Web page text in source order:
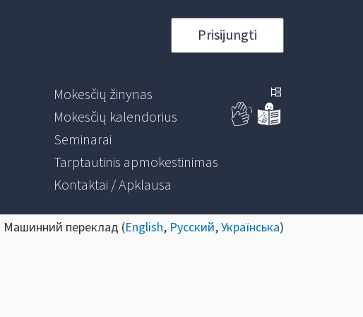
Prisijungti
Mokesčių žinynas
Mokesčių kalendorius
Seminarai
Tarptautinis apmokestinimas
Kontaktai / Apklausa
Машинний переклад (English, Русский,Українська)